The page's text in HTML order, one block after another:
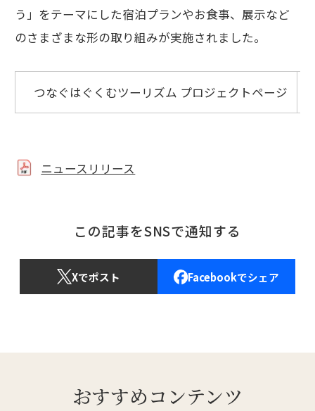
う」をテーマにした宿泊プランやお食事、展示など
のさまざまな形の取り組みが実施されました。
つなぐはぐくむツーリズム プロジェクトページ
ニュースリリース
この記事をSNSで通知する
Xでポスト Facebookでシェア
おすすめコンテンツ